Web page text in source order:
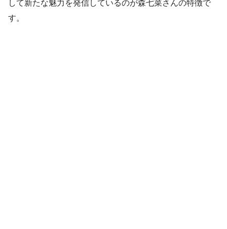
して新たな魅力を発信しているのが森七菜さんの特徴で
す。